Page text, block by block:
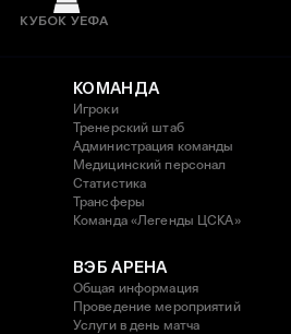
КУБОК УЕФА
КОМАНДА
Игроки
Тренерский штаб
Администрация команды
Медицинский персонал
Статистика
Трансферы
Команда «Легенды ЦСКА»
ВЭБ АРЕНА
Общая информация
Проведение мероприятий
Услуги в день матча